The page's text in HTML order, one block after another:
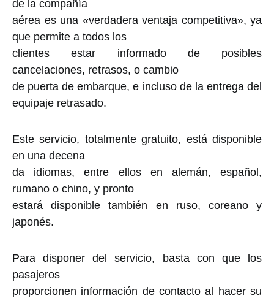
de la compañía
aérea es una «verdadera ventaja competitiva», ya
que permite a todos los
clientes estar informado de posibles
cancelaciones, retrasos, o cambio
de puerta de embarque, e incluso de la entrega del
equipaje retrasado.
Este servicio, totalmente gratuito, está disponible
en una decena
da idiomas, entre ellos en alemán, español,
rumano o chino, y pronto
estará disponible también en ruso, coreano y
japonés.
Para disponer del servicio, basta con que los
pasajeros
proporcionen información de contacto al hacer su